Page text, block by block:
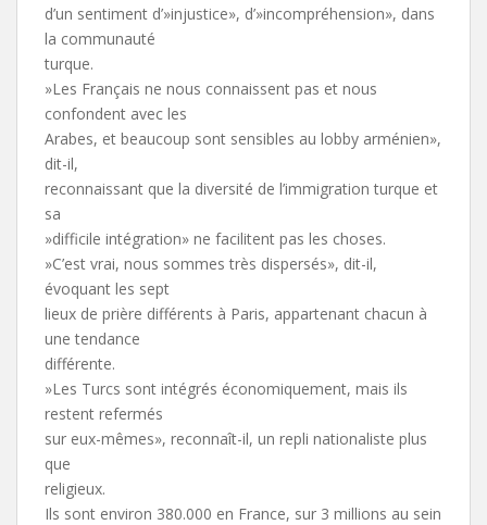
d’un sentiment d’»injustice», d’»incompréhension», dans
la communauté
turque.
»Les Français ne nous connaissent pas et nous
confondent avec les
Arabes, et beaucoup sont sensibles au lobby arménien»,
dit-il,
reconnaissant que la diversité de l’immigration turque et
sa
»difficile intégration» ne facilitent pas les choses.
»C’est vrai, nous sommes très dispersés», dit-il,
évoquant les sept
lieux de prière différents à Paris, appartenant chacun à
une tendance
différente.
»Les Turcs sont intégrés économiquement, mais ils
restent refermés
sur eux-mêmes», reconnaît-il, un repli nationaliste plus
que
religieux.
Ils sont environ 380.000 en France, sur 3 millions au sein